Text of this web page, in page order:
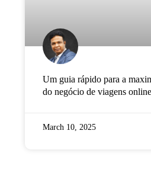
Um guia rápido para a
do negócio de viagens online
March 10, 2025